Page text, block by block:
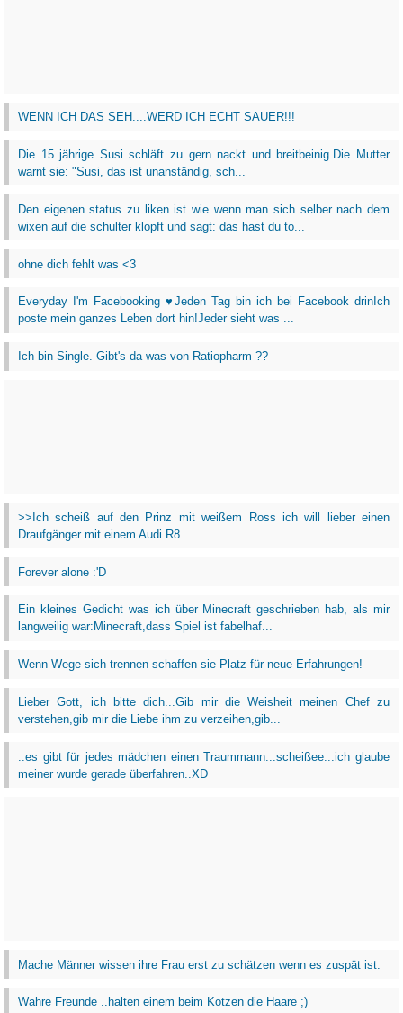
WENN ICH DAS SEH....WERD ICH ECHT SAUER!!!
Die 15 jährige Susi schläft zu gern nackt und breitbeinig.Die Mutter
warnt sie: "Susi, das ist unanständig, sch...
Den eigenen status zu liken ist wie wenn man sich selber nach dem
wixen auf die schulter klopft und sagt: das hast du to...
ohne dich fehlt was <3
Everyday I'm Facebooking ♥Jeden Tag bin ich bei Facebook drinIch
poste mein ganzes Leben dort hin!Jeder sieht was ...
Ich bin Single. Gibt's da was von Ratiopharm ??
>>Ich scheiß auf den Prinz mit weißem Ross ich will lieber einen
Draufgänger mit einem Audi R8
Forever alone :'D
Ein kleines Gedicht was ich über Minecraft geschrieben hab, als mir
langweilig war:Minecraft,dass Spiel ist fabelhaf...
Wenn Wege sich trennen schaffen sie Platz für neue Erfahrungen!
Lieber Gott, ich bitte dich...Gib mir die Weisheit meinen Chef zu
verstehen,gib mir die Liebe ihm zu verzeihen,gib...
..es gibt für jedes mädchen einen Traummann...scheißee...ich glaube
meiner wurde gerade überfahren..XD
Mache Männer wissen ihre Frau erst zu schätzen wenn es zuspät ist.
Wahre Freunde ..halten einem beim Kotzen die Haare ;)